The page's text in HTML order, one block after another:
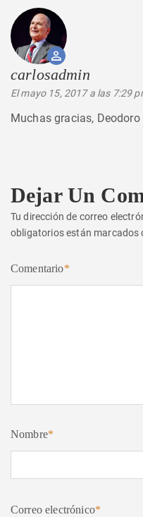
carlosadmin
El mayo 15, 2017 a las 7:29
Muchas gracias, Deodoro
Dejar Un
Tu dirección de correo
obligatorios están marcados
Comentario*
Nombre*
Correo electrónico*